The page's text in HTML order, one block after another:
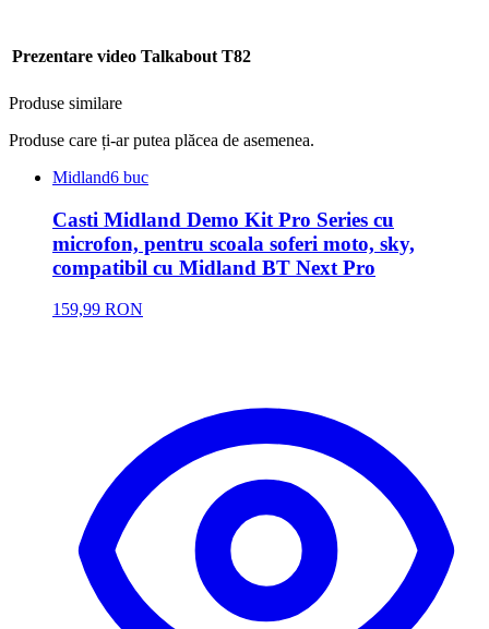
Prezentare video Talkabout T82
Produse similare
Produse care ți-ar putea plăcea de asemenea.
Midland6 buc
Casti Midland Demo Kit Pro Series cu
microfon, pentru scoala soferi moto, sky,
compatibil cu Midland BT Next Pro
159,99 RON